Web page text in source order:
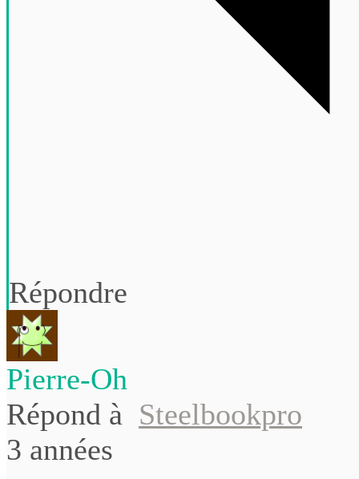
Répondre
Pierre-Oh
Répond à Steelbookpro
3 années